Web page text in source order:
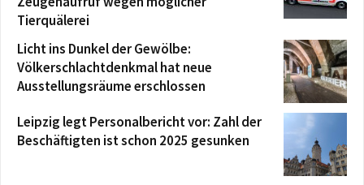
Tierquälerei
Licht ins Dunkel der Gewölbe:
Völkerschlachtdenkmal hat neue
Ausstellungsräume erschlossen
Leipzig legt Personalbericht vor: Zahl der
Beschäftigten ist schon 2025 gesunken